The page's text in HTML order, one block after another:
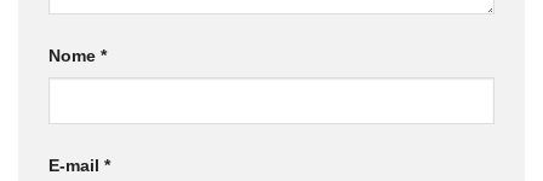
Nome *
E-mail *